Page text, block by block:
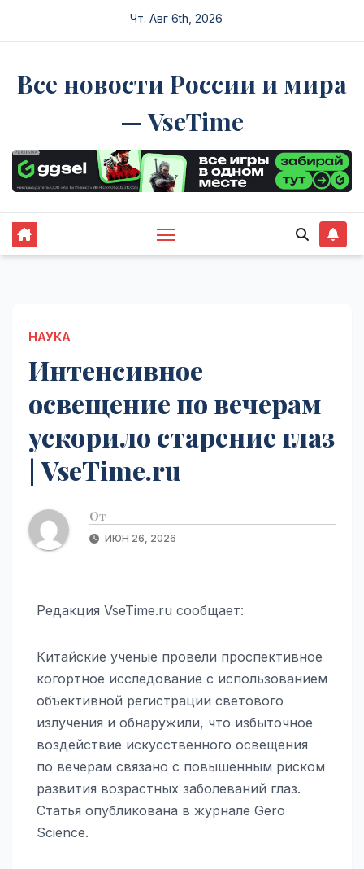
Чт. Авг 6th, 2026
Все новости России и мира
— VseTime
НАУКА
Интенсивное
освещение по вечерам
ускорило старение глаз
| VseTime.ru
От
ИЮН 26, 2026
Редакция VseTime.ru сообщает:
Китайские ученые провели проспективное
когортное исследование с использованием
объективной регистрации светового
излучения и обнаружили, что избыточное
воздействие искусственного освещения
по вечерам связано с повышенным риском
развития возрастных заболеваний глаз.
Статья опубликована в журнале Gero
Science.